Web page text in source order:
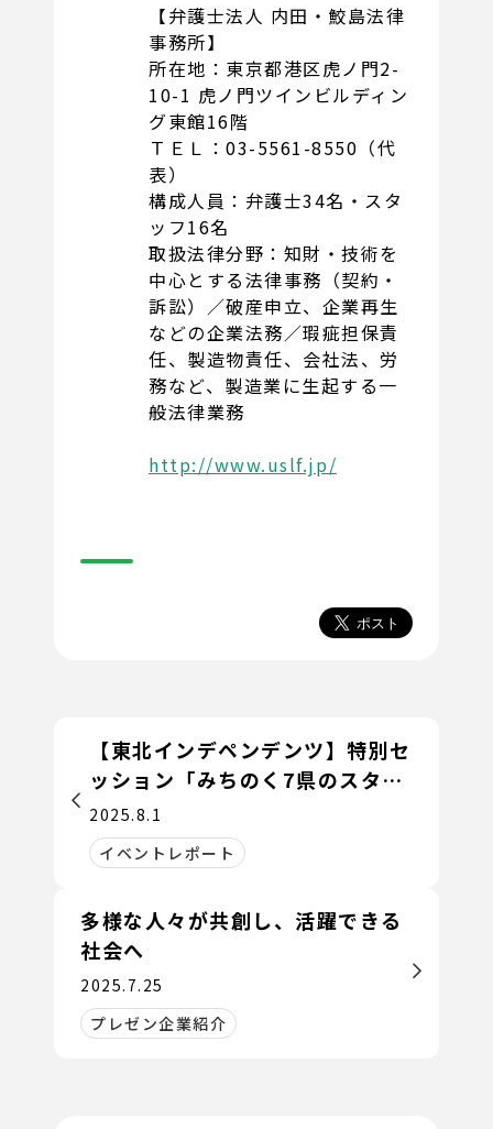
【弁護士法人 内田・鮫島法律
事務所】
所在地：東京都港区虎ノ門2-
10-1 虎ノ門ツインビルディン
グ東館16階
ＴＥＬ：03-5561-8550（代
表）
構成人員：弁護士34名・スタ
ッフ16名
取扱法律分野：知財・技術を
中心とする法律事務（契約・
訴訟）／破産申立、企業再生
などの企業法務／瑕疵担保責
任、製造物責任、会社法、労
務など、製造業に生起する一
般法律業務
http://www.uslf.jp/
【東北インデペンデンツ】特別セ
ッション「みちのく7県のスター
トアップエコシステム」
2025.8.1
イベントレポート
多様な人々が共創し、活躍できる
社会へ
2025.7.25
プレゼン企業紹介